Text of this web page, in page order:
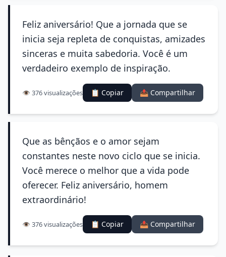
Feliz aniversário! Que a jornada que se
inicia seja repleta de conquistas, amizades
sinceras e muita sabedoria. Você é um
verdadeiro exemplo de inspiração.
👁️ 376 visualizações 📋 Copiar 📤 Compartilhar
Que as bênçãos e o amor sejam
constantes neste novo ciclo que se inicia.
Você merece o melhor que a vida pode
oferecer. Feliz aniversário, homem
extraordinário!
👁️ 376 visualizações 📋 Copiar 📤 Compartilhar